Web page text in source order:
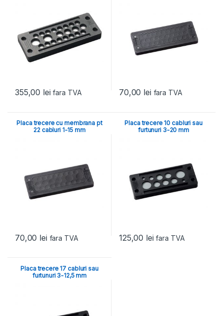
355,00 lei fara TVA 70,00 lei fara TVA
Placa trecere cu membrana pt
22 cabluri 1-15 mm
70,00 lei fara TVA
Placa trecere 10 cabluri sau
furtunuri 3-20 mm
125,00 lei fara TVA
Placa trecere 17 cabluri sau
furtunuri 3-12,5 mm